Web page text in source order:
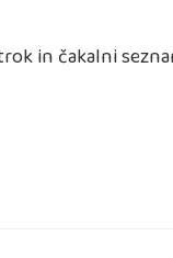
in čakalni